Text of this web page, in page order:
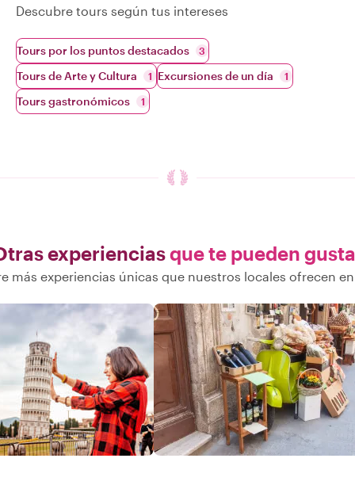
Descubre tours según tus intereses
Tours por los puntos destacados 3
Tours de Arte y Cultura 1 Excursiones de un día 1
Tours gastronómicos 1
experienciasque te pueden
más experiencias únicas que nuestros locales ofrecen